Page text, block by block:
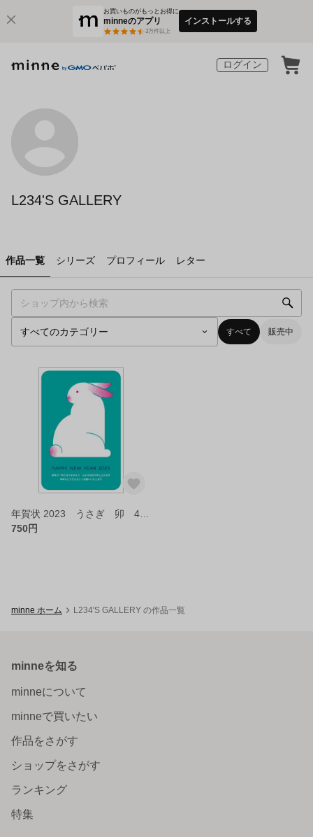
お買いものがもっとお得に
minneのアプリ
3万件以上
インストールする
ログイン
L234'S GALLERY
作品一覧 シリーズ プロフィール レター
すべて 販売中
750円
minne ホーム L234'S GALLERY の作品一覧
minneを知る
minneについて
minneで買いたい
作品をさがす
ショップをさがす
ランキング
特集